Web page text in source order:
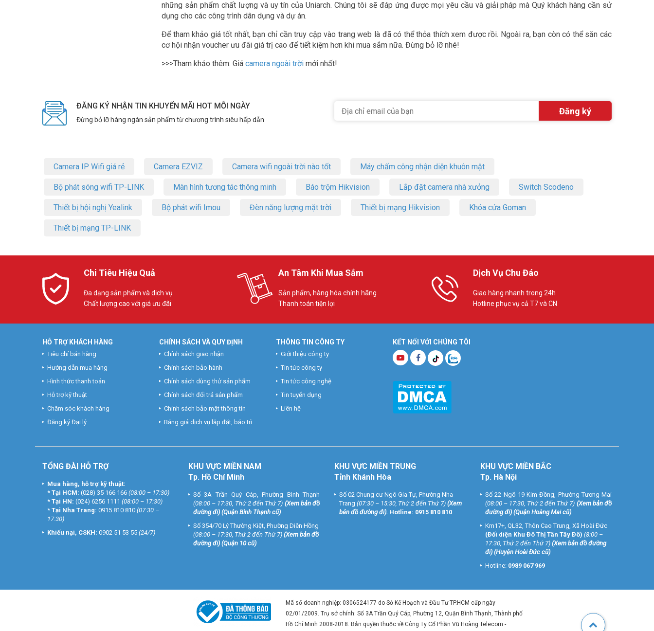
những sản phẩm chất lượng và uy tín của Uniarch. Chúng tôi sẽ đáp ứng được mọi yêu cầu và giải pháp mà Quý khách hàng cần sử
dụng cho các công trình dân dụng và dự án.
Để tham khảo giá tốt nhất, bạn chỉ cần truy cập vào trang web là đã có thể thỏa thích xem được rồi. Ngoài ra, bạn còn có thể săn các
cơ hội nhận voucher ưu đãi giá trị cao để tiết kiệm hơn khi mua sắm nữa. Đừng bỏ lỡ nhé!
>>>Tham khảo thêm: Giá camera ngoài trời mới nhất!
ĐĂNG KÝ NHẬN TIN KHUYẾN MÃI HOT MỖI NGÀY
Đừng bỏ lỡ hàng ngàn sản phẩm từ chương trình siêu hấp dẫn
Camera IP Wifi giá rẻ Camera EZVIZ Camera wifi ngoài trời nào tốt Máy chấm công nhận diện khuôn mặt
Bộ phát sóng wifi TP-LINK Màn hình tương tác thông minh Báo trộm Hikvision Lắp đặt camera nhà xưởng Switch Scodeno
Thiết bị hội nghị Yealink Bộ phát wifi Imou Đèn năng lượng mặt trời Thiết bị mạng Hikvision Khóa cửa Goman
Thiết bị mạng TP-LINK
Chi Tiêu Hiệu Quả
Đa dạng sản phẩm và dịch vụ
Chất lượng cao với giá ưu đãi
An Tâm Khi Mua Sắm
Sản phẩm, hàng hóa chính hãng
Thanh toán tiện lợi
Dịch Vụ Chu Đáo
Giao hàng nhanh trong 24h
Hotline phục vụ cả T7 và CN
KẾT NỐI VỚI CHÚNG TÔI
HỖ TRỢ KHÁCH HÀNG
Tiêu chí bán hàng
Hướng dẫn mua hàng
Hình thức thanh toán
Hỗ trợ kỹ thuật
Chăm sóc khách hàng
Đăng ký Đại lý
CHÍNH SÁCH VÀ QUY ĐỊNH
Chính sách giao nhận
Chính sách bảo hành
Chính sách dùng thử sản phẩm
Chính sách đổi trả sản phẩm
Chính sách bảo mật thông tin
Bảng giá dịch vụ lắp đặt, bảo trì
THÔNG TIN CÔNG TY
Giới thiệu công ty
Tin tức công ty
Tin tức công nghệ
Tin tuyển dụng
Liên hệ
TỔNG ĐÀI HỖ TRỢ
Mua hàng, hỗ trợ kỹ thuật:
* Tại HCM: (028) 35 166 166 (08:00 – 17:30)
* Tại HN: (024) 6256 1111 (08:00 – 17:30)
* Tại Nha Trang: 0915 810 810 (07:30 –
17:30)
Khiếu nại, CSKH: 0902 51 53 55 (24/7)
KHU VỰC MIỀN NAM
Tp. Hồ Chí Minh
Số 3A Trần Quý Cáp, Phường Bình Thạnh
(08:00 – 17:30, Thứ 2 đến Thứ 7) (Xem bản đồ
đường đi) (Quận Bình Thạnh cũ)
Số 354/70 Lý Thường Kiệt, Phường Diên Hồng
(08:00 – 17:30, Thứ 2 đến Thứ 7) (Xem bản đồ
đường đi) (Quận 10 cũ)
KHU VỰC MIỀN TRUNG
Tỉnh Khánh Hòa
Số 02 Chung cư Ngô Gia Tự, Phường Nha
Trang (07:30 – 15:30, Thứ 2 đến Thứ 7) (Xem
bản đồ đường đi). Hotline: 0915 810 810
KHU VỰC MIỀN BẮC
Tp. Hà Nội
Số 22 Ngõ 19 Kim Đồng, Phường Tương Mai
(08:00 – 17:30, Thứ 2 đến Thứ 7) (Xem bản đồ
đường đi) (Quận Hoàng Mai cũ)
Km17+, QL32, Thôn Cao Trung, Xã Hoài Đức
(Đối diện Khu Đô Thị Tân Tây Đô) (8:00 –
17:30, Thứ 2 đến Thứ 7) (Xem bản đồ đường
đi) (Huyện Hoài Đức cũ)
Hotline: 0989 067 969
Mã số doanh nghiệp: 0306524177 do Sở Kế Hoạch và Đầu Tư TP.HCM cấp ngày
02/01/2009. Trụ sở chính: Số 3A Trần Quý Cáp, Phường 12, Quận Bình Thạnh, Thành phố
Hồ Chí Minh 2008-2018. Bản quyền thuộc về Công Ty Cổ Phần Vũ Hoàng Telecom -